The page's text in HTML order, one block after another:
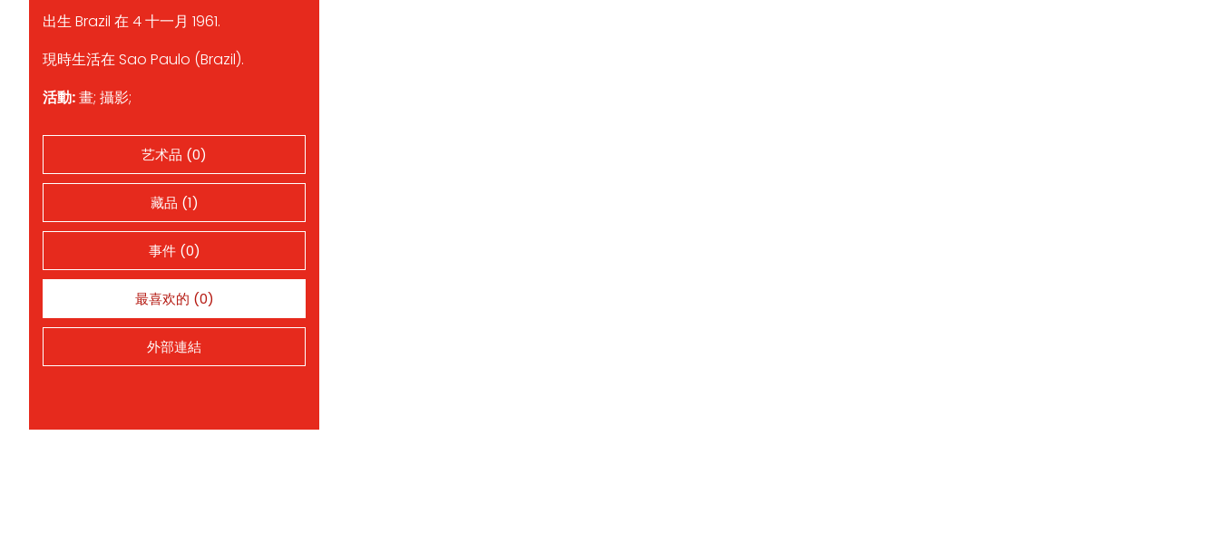
出生 Brazil 在 4 十一月 1961.
現時生活在 Sao Paulo (Brazil).
活動:畫; 攝影;
艺术品 (0)
藏品 (1)
事件 (0)
最喜欢的 (0)
外部連結